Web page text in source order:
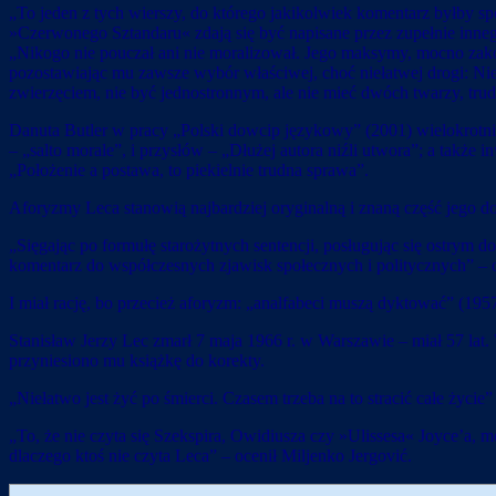
„To jeden z tych wierszy, do którego jakikolwiek komentarz byłby
»Czerwonego Sztandaru« zdają się być napisane przez zupełnie
„Nikogo nie pouczał ani nie moralizował. Jego maksymy, mocno
pozostawiając mu zawsze wybór właściwej, choć niełatwej drogi:
zwierzęciem, nie być jednostronnym, ale nie mieć dwóch twarzy,
Danuta Butler w pracy „Polski dowcip językowy” (2001)
– „salto morale”, i przysłów – „Dłużej autora niźli utwora”; a także
„Położenie a postawa, to piekielnie trudna sprawa”.
Aforyzmy Leca stanowią najbardziej oryginalną i znaną część jego
„Sięgając po formułę starożytnych sentencji, posługując się
komentarz do współczesnych zjawisk społecznych i politycznych”
I miał rację, bo przecież aforyzm: „analfabeci muszą dyktować”
Stanisław Jerzy Lec zmarł 7 maja 1966 r. w Warszawie – miał 57
przyniesiono mu książkę do korekty.
„Niełatwo jest żyć po śmierci. Czasem trzeba na to stracić całe
„To, że nie czyta się Szekspira, Owidiusza czy »Ulissesa«
dlaczego ktoś nie czyta Leca” – ocenił Miljenko Jergović.